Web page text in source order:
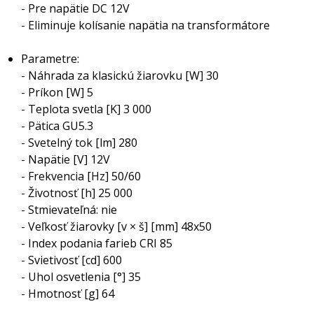
- Pre napätie DC 12V
- Eliminuje kolísanie napätia na transformátore
Parametre:
- Náhrada za klasickú žiarovku [W] 30
- Príkon [W] 5
- Teplota svetla [K] 3 000
- Pätica GU5.3
- Svetelný tok [lm] 280
- Napätie [V] 12V
- Frekvencia [Hz] 50/60
- Životnosť [h] 25 000
- Stmievateľná: nie
- Veľkosť žiarovky [v × š] [mm] 48x50
- Index podania farieb CRI 85
- Svietivosť [cd] 600
- Uhol osvetlenia [°] 35
- Hmotnosť [g] 64